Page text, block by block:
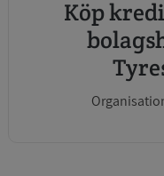
Köp kreditupplysning och